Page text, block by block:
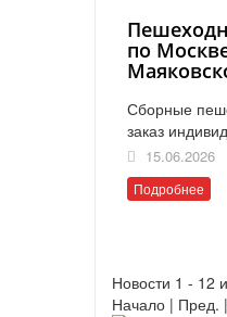
по
Сборные
заказ
15.06.2026
Подробнее
Новости 1 - 12
Начало | Пред. |